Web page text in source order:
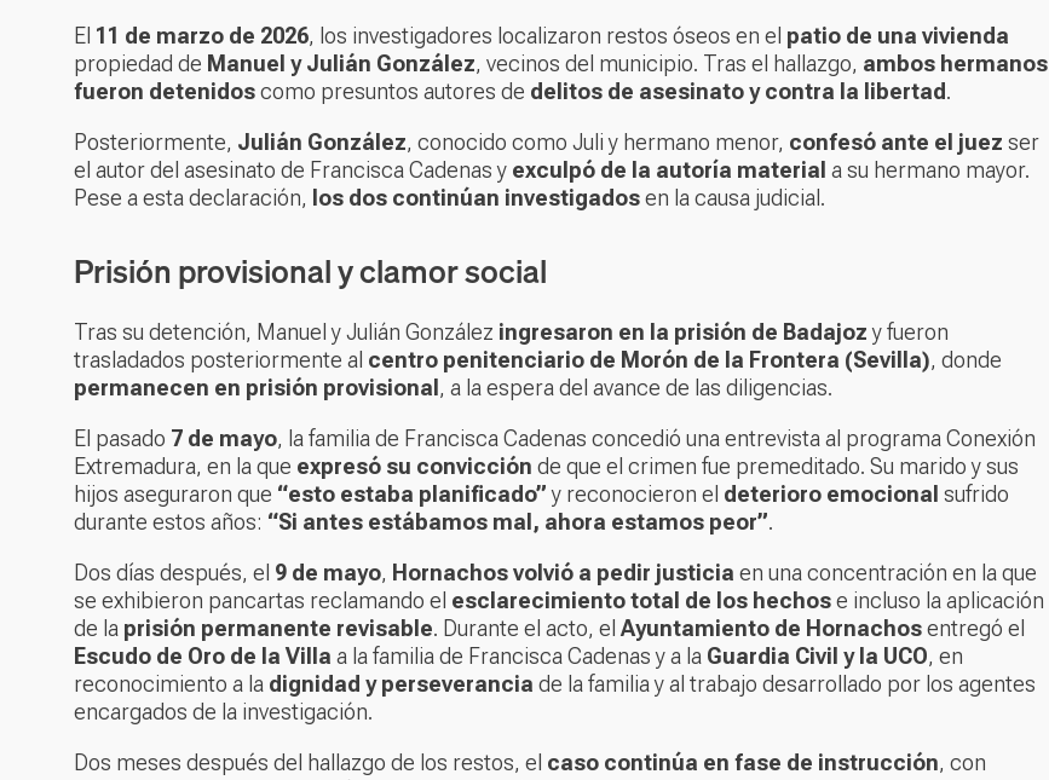
El 11 de marzo de 2026, los investigadores localizaron restos óseos en el patio de una vivienda
propiedad de Manuel y Julián González, vecinos del municipio. Tras el hallazgo, ambos hermanos
fueron detenidoscomo presuntos autores de delitos de asesinato y contra la libertad.
Posteriormente, Julián González, conocido como Juliy hermano menor, confesó ante el juez ser
el autor del asesinato de Francisca Cadenas y exculpó de la autoría material a su hermano mayor.
Pese a esta declaración, los dos continúan investigadosen la causa judicial.
Prisión provisional y clamor social
Tras su detención, Manuel y Julián González ingresaron en la prisión de Badajozy fueron
trasladados posteriormente al centro penitenciario de Morón de la Frontera (Sevilla), donde
permanecen en prisión provisional , a la espera del avance de las diligencias.
El pasado 7 de mayo, la familia de Francisca Cadenas concedió una entrevista al programaConexión
Extremadura, en la que expresó su convicción de que el crimen fue premeditado. Su marido y sus
hijos aseguraron que “esto estaba planificado”y reconocieron el deterioro emocional sufrido
durante estos años: “Si antes estábamos mal, ahora estamos peor”.
Dos días después, el 9 de mayo, Hornachos volvió a pedir justicia en una concentración en la que
se exhibieron pancartas reclamando el esclarecimiento total de los hechose incluso la aplicación
de la prisión permanente revisable. Durante el acto, el Ayuntamiento de Hornachosentregó el
Escudo de Oro de la Villa a la familia de Francisca Cadenas y a la Guardia Civil y la UCO, en
reconocimiento a la dignidad y perseverancia de la familia y al trabajo desarrollado por los agentes
encargados de la investigación.
Dos meses después del hallazgo de los restos, el caso continúa en fase de instrucción, con